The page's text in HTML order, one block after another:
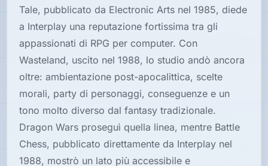
Tale, pubblicato da Electronic Arts nel 1985, diede
a Interplay una reputazione fortissima tra gli
appassionati di RPG per computer. Con
Wasteland, uscito nel 1988, lo studio andò ancora
oltre: ambientazione post-apocalittica, scelte
morali, party di personaggi, conseguenze e un
tono molto diverso dal fantasy tradizionale.
Dragon Wars proseguì quella linea, mentre Battle
Chess, pubblicato direttamente da Interplay nel
1988, mostrò un lato più accessibile e